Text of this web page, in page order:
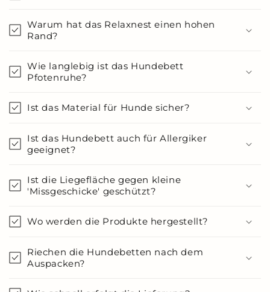
Warum hat das Relaxnest einen hohen
Rand?
Wie langlebig ist das Hundebett
Pfotenruhe?
Ist das Material für Hunde sicher?
Ist das Hundebett auch für Allergiker
geeignet?
Ist die Liegefläche gegen kleine
'Missgeschicke' geschützt?
Wo werden die Produkte hergestellt?
Riechen die Hundebetten nach dem
Auspacken?